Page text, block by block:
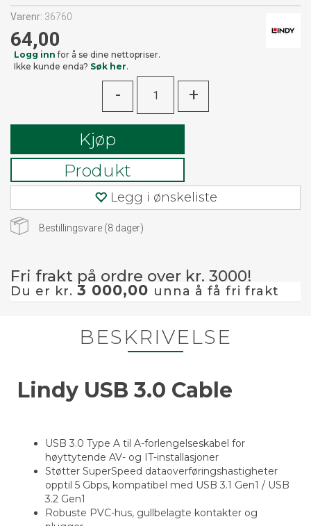
Varenr: 36760
64,00
Logg inn for å se dine nettopriser.
Ikke kunde enda? Søk her.
- +
Kjøp
Produkt
Legg i ønskeliste
Bestillingsvare (8 dager)
Fri frakt på ordre over kr. 3000!
Du er kr. 3 000,00 unna å få fri frakt
BESKRIVELSE
Lindy USB 3.0 Cable
USB 3.0 Type A til A-forlengelseskabel for
høyttytende AV- og IT-installasjoner
Støtter SuperSpeed dataoverføringshastigheter
opptil 5 Gbps, kompatibel med USB 3.1 Gen1 / USB
3.2 Gen1
Robuste PVC-hus, gullbelagte kontakter og